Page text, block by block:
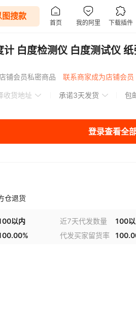
计 白度检测仪 白度测试仪
铺会员私密商品 联系商家成为店铺会员
收货地址 承诺3天发货 包
登录查看全
仓退货
以内 近7天代发数量 100
代发买家留货率